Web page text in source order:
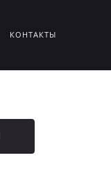
КОНТАКТЫ